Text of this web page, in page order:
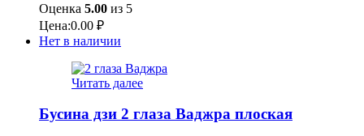
Оценка 5.00 из 5
Цена:0.00 ₽
Нет в наличии
Читать далее
Бусина дзи 2 глаза Ваджра плоская